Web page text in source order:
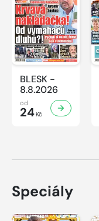
BLESK -
8.8.2026
od
24Kč
Speciály